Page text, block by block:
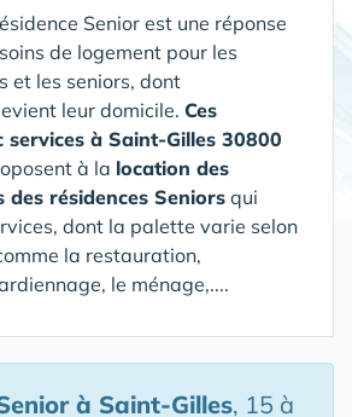
Senior est une réponse
de logement pour les
et les seniors, dont
leur domicile. Ces
services à Saint-Gilles 30800
à la location des
des résidences Seniors qui
dont la palette varie selon
la restauration,
le ménage,....
à Saint-Gilles, 15 à